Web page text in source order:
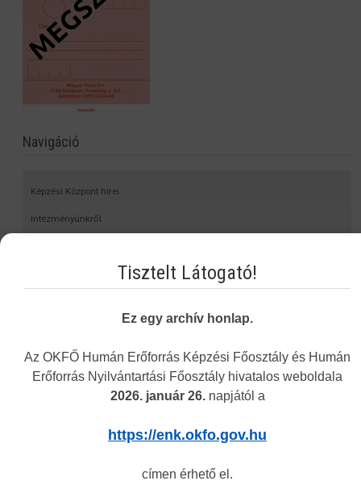
Navigáció
Képzési Központ hírei
Intézményünkről
Elektronikus nyilvántartási formanyomtatvány
Statisztika
Nyomtatványok
Tisztelt Látogató!
Ez egy archív honlap.
Az OKFŐ Humán Erőforrás Képzési Főosztály és Humán
Erőforrás Nyilvántartási Főosztály hivatalos weboldala
2026. január 26.napjától a
https://enk.okfo.gov.hu
címen érhető el.